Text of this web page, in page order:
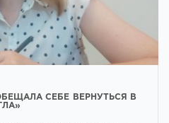
СЕБЕ ВЕРНУТЬСЯ В